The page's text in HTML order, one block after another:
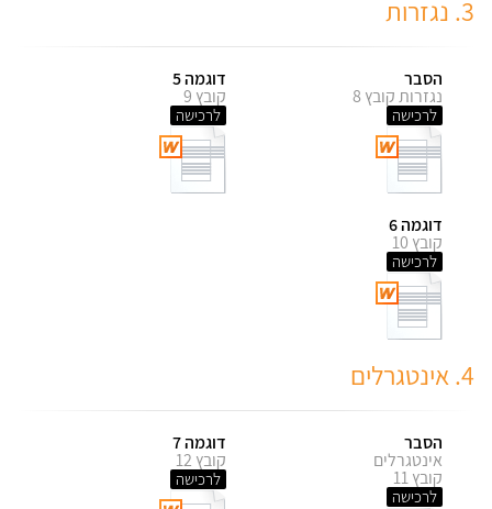
3. נגזרות
הסבר
נגזרות קובץ 8
לרכישה
דוגמה 5
קובץ 9
לרכישה
דוגמה 6
קובץ 10
לרכישה
4. אינטגרלים
הסבר
אינטגרלים
קובץ 11
לרכישה
דוגמה 7
קובץ 12
לרכישה